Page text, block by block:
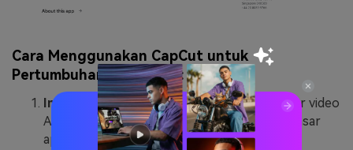
Cara Menggunakan CapCut untuk
Pertumbuhan Rambut AI:
Impor dan Edit:Mulailah dengan mengimpor video
Anda ke CapCut. Gunakan alat pengeditan dasar
aplikasi untuk memotong, memisahkan, atau